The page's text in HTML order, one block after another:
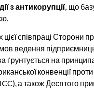
з антикорупції, що
цієї співпраці Сторони
ведення
ґрунтується на
конвенції
а також Десятого